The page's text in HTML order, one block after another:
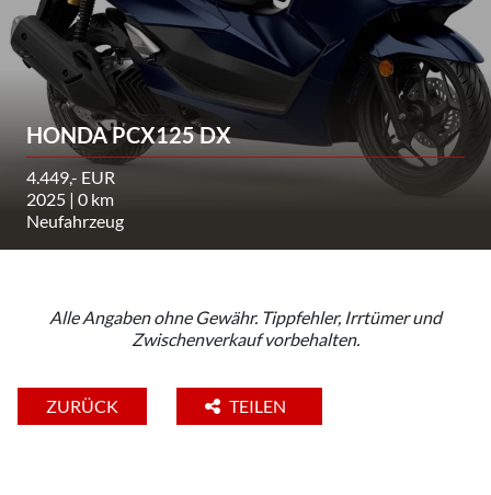
HONDA PCX125 DX
4.449,- EUR
2025 | 0 km
Neufahrzeug
Alle Angaben ohne Gewähr. Tippfehler, Irrtümer und
Zwischenverkauf vorbehalten.
ZURÜCK TEILEN